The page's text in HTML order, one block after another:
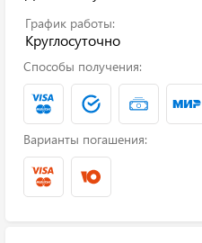
График работы:
Круглосуточно
Способы получения:
Варианты погашения: